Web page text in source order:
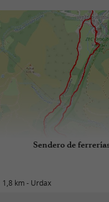
Sendero de
1,8 km - Urdax